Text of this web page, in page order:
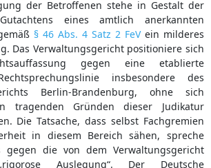
der Betroffenen stehe in Gestalt der
eines amtlich anerkannten
§ 46 Abs. 4 Satz 2 FeVein milderes
Das Verwaltungsgericht positioniere sich
gegen eine etablierte
insbesondere des
Berlin-Brandenburg, ohne sich
tragenden Gründen dieser Judikatur
Die Tatsache, dass selbst Fachgremien
in diesem Bereich sähen, spreche
gegen die von dem Verwaltungsgericht
Auslegung“. Der Deutsche